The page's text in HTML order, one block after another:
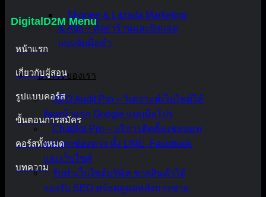
Shopee & Lazada Marketing
& Ads – ตั้งค่าร้านและยิงแอด
แบบจับมือทำ
บริการของเรา
SEO Audit Pro – วิเคราะห์เว็บไซต์ให้
ติดหน้าแรก Google แบบมือโปร
ChatBot Pro – บริการติดตั้งแชทบอท
ครบทุกช่องทาง ทั้ง LINE, Facebook
และเว็บไซต์
รับทำเว็บไซต์บริษัท ขายสินค้าได้
รองรับ SEO พร้อมดูแลหลังการขาย
DigitalD2M Menu
หน้าแรก
เกี่ยวกับผู้สอน
รูปแบบคอร์ส
ขั้นตอนการสมัคร
คอร์สทั้งหมด
บทความ